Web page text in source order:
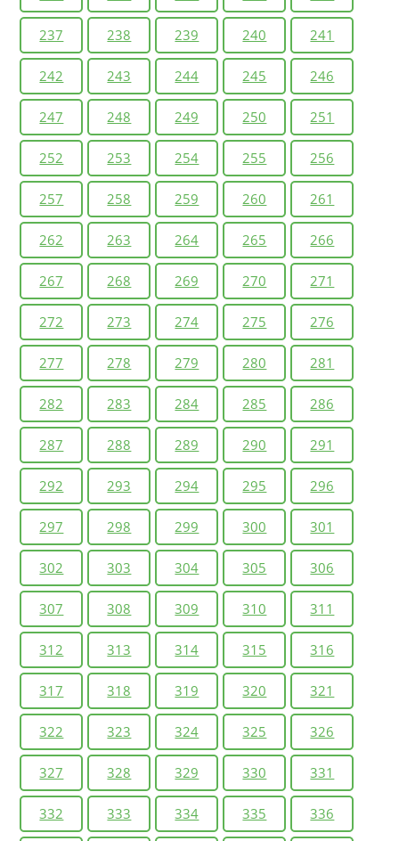
237 238 239 240 241
242 243 244 245 246
247 248 249 250 251
252 253 254 255 256
257 258 259 260 261
262 263 264 265 266
267 268 269 270 271
272 273 274 275 276
277 278 279 280 281
282 283 284 285 286
287 288 289 290 291
292 293 294 295 296
297 298 299 300 301
302 303 304 305 306
307 308 309 310 311
312 313 314 315 316
317 318 319 320 321
322 323 324 325 326
327 328 329 330 331
332 333 334 335 336